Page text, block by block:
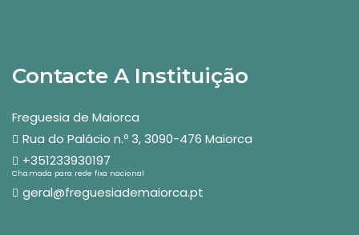
Contacte A Instituição
Freguesia de Maiorca
Rua do Palácio n.º 3, 3090-476 Maiorca
+351233930197
Chamada para rede fixa nacional
geral@freguesiademaiorca.pt